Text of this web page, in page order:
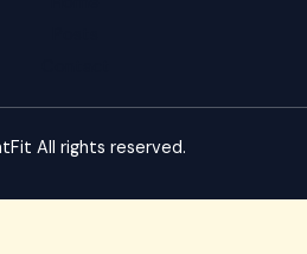
All rights reserved.